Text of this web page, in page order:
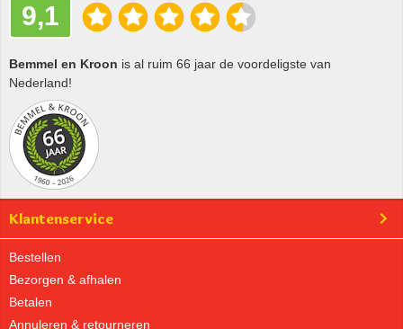
9,1
Bemmel en Kroon is al ruim 66 jaar de voordeligste van
Nederland!
Klantenservice
Bestellen
Bezorgen & afhalen
Betalen
Annuleren & retourneren